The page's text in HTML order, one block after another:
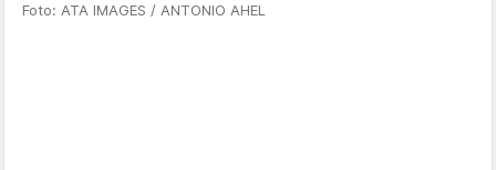
Foto: ATA IMAGES / ANTONIO AHEL